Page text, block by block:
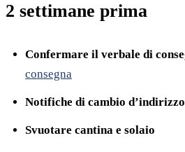
2 settimane prima
Confermare il verbale di
consegna
Notifiche di cambio d’indirizzo
Svuotare cantina e solaio